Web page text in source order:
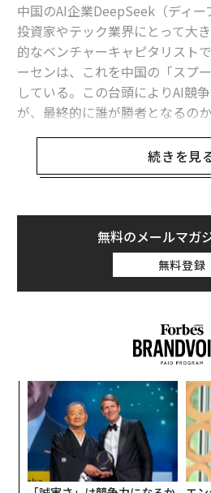
メンバ
DeepSeekの登場はこれから続くAI開発競
OpenAIが最新モデル「GPT4.5」発表、思
中国でAIチップは「過剰供給されつつ演算
アマゾンが生成AI版「Alexa+」発表、好み
タグ：
AI / 人工知能 中国
AIエージ
DeepSeek/ディープシーク
中国のAI企業DeepSeek（ディー
投資家やテック業界にとって大
的なベンチャーキャピタリスト
ーセンは、これを中国の「スプ
している。この台頭によりAI競
が、最終的に誰が勝者となるの
現がもたらす影響がどこまで及
点で結論を出すのは早計だ。
では米国が優勢と考えられてき
中国が西側のAI技術を追い越し
かし、グローバル化が進んだ現
どのようにて秘密裏に成し遂げ
して残っている。ロシアがスプ
ものが孤立して行われることはな
DeepSeekの技術が水面下で開
それを隠蔽するための多大な努
ている。
DeepSeekの優位性
DeepSeekの技術は見くびるべ
続きを見
無料のメールマガ
無料登録